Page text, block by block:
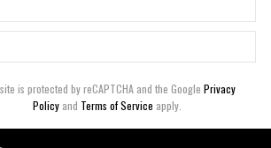
is protected by reCAPTCHA and the GooglePrivacy
Policy and Terms of Service apply.